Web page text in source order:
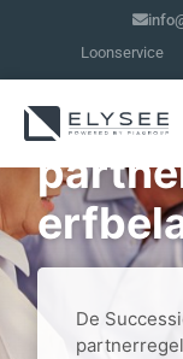
Loonservice
De